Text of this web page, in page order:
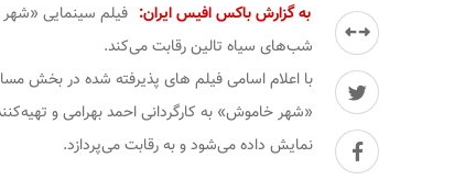
به گزارش باکس افیس ایران: فیلم سینمایی
شب‌های سیاه تالین رقابت می‌کند.
با اعلام اسامی فیلم های پذیرفته شده در بخش
«شهر خاموش» به کارگردانی احمد بهرامی و
نمایش داده می‌شود و به رقابت می‌پردازد.